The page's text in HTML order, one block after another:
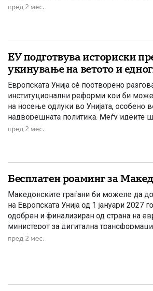
Според изнесеното, Енчев смета дека
пред 2 мес.
ЕУ подготвува историски
укинување на ветото и
Европската Унија сè поотворено
институционални реформи кои би
на носење одлуки во Унијата,
надворешната политика. Меѓу идеите
европските политички кругови е
пред 2 мес.
Бесплатен роаминг за
Македонските граѓани би можеле да
на Европската Унија од 1 јануари 2027
одобрен и финализиран од страна на
министерот за дигитална
дека Македонија веќе ги завршила
пред 2 мес.